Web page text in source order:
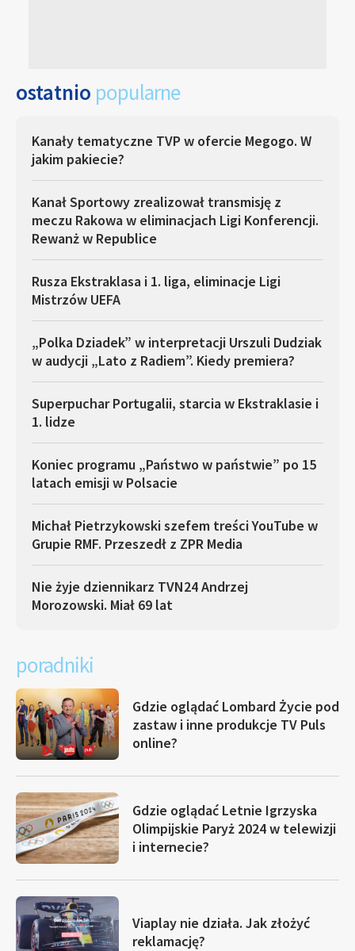
ostatnio popularne
Kanały tematyczne TVP w ofercie Megogo. W
jakim pakiecie?
Kanał Sportowy zrealizował transmisję z
meczu Rakowa w eliminacjach Ligi Konferencji.
Rewanż w Republice
Rusza Ekstraklasa i 1. liga, eliminacje Ligi
Mistrzów UEFA
„Polka Dziadek” w interpretacji Urszuli Dudziak
w audycji „Lato z Radiem”. Kiedy premiera?
Superpuchar Portugalii, starcia w Ekstraklasie i
1. lidze
Koniec programu „Państwo w państwie” po 15
latach emisji w Polsacie
Michał Pietrzykowski szefem treści YouTube w
Grupie RMF. Przeszedł z ZPR Media
Nie żyje dziennikarz TVN24 Andrzej
Morozowski. Miał 69 lat
poradniki
Gdzie oglądać Lombard Życie pod
zastaw i inne produkcje TV Puls
online?
Gdzie oglądać Letnie Igrzyska
Olimpijskie Paryż 2024 w telewizji
i internecie?
Viaplay nie działa. Jak złożyć
reklamację?